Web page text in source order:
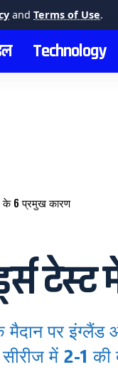
and Terms of Use.
Technology
के 6 प्रमुख कारण
पर
में 2-1 की